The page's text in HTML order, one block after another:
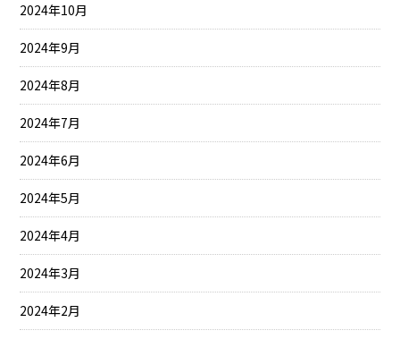
2024年10月
2024年9月
2024年8月
2024年7月
2024年6月
2024年5月
2024年4月
2024年3月
2024年2月